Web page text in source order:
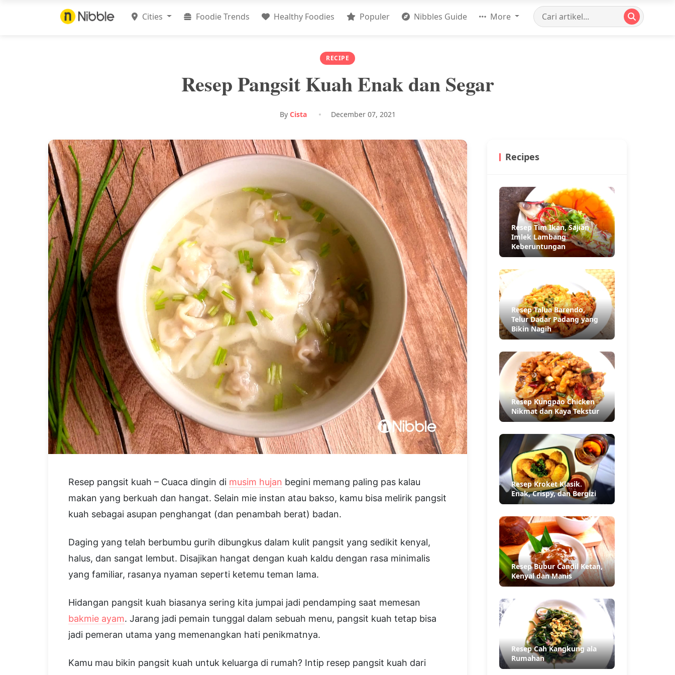
Cities Foodie Trends Healthy Foodies Populer Nibbles Guide More
RECIPE
Resep Pangsit Kuah Enak dan Segar
By Cista December 07, 2021
Resep pangsit kuah – Cuaca dingin di musim hujan begini memang paling pas kalau
makan yang berkuah dan hangat. Selain mie instan atau bakso, kamu bisa melirik pangsit
kuah sebagai asupan penghangat (dan penambah berat) badan.
Daging yang telah berbumbu gurih dibungkus dalam kulit pangsit yang sedikit kenyal,
halus, dan sangat lembut. Disajikan hangat dengan kuah kaldu dengan rasa minimalis
yang familiar, rasanya nyaman seperti ketemu teman lama.
Hidangan pangsit kuah biasanya sering kita jumpai jadi pendamping saat memesan
bakmie ayam. Jarang jadi pemain tunggal dalam sebuah menu, pangsit kuah tetap bisa
jadi pemeran utama yang memenangkan hati penikmatnya.
Kamu mau bikin pangsit kuah untuk keluarga di rumah? Intip resep pangsit kuah dari
Recipes
Resep Tim Ikan, Sajian
Imlek Lambang
Keberuntungan
Resep Talua Barendo,
Telur Dadar Padang yang
Bikin Nagih
Resep Kungpao Chicken
Nikmat dan Kaya Tekstur
Resep Kroket Klasik.
Enak, Crispy, dan Bergizi
Resep Bubur Candil Ketan,
Kenyal dan Manis
Resep Cah Kangkung ala
Rumahan